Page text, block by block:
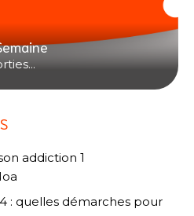
addiction 1
: quelles démarches pour